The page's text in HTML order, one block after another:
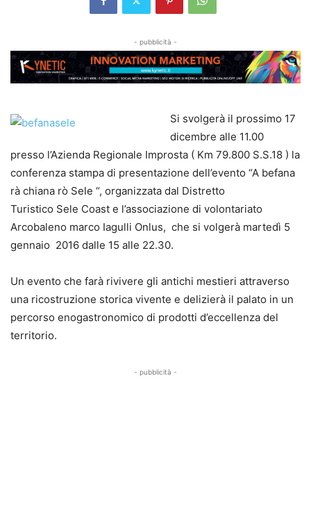
- pubblicità -
Si svolgerà il prossimo 17
dicembre alle 11.00
presso l’Azienda Regionale Improsta ( Km 79.800 S.S.18 ) la
conferenza stampa di presentazione dell’evento “A befana
rà chiana rò Sele “, organizzata dal Distretto
Turistico Sele Coast e l’associazione di volontariato
Arcobaleno marco Iagulli Onlus, che si volgerà martedì 5
gennaio 2016 dalle 15 alle 22.30.
Un evento che farà rivivere gli antichi mestieri attraverso
una ricostruzione storica vivente e delizierà il palato in un
percorso enogastronomico di prodotti d’eccellenza del
territorio.
- pubblicità -